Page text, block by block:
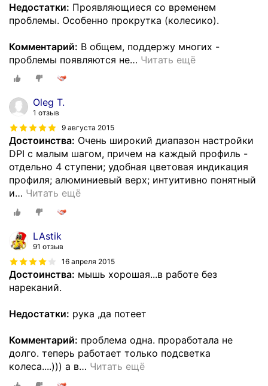
Недостатки: Проявляющиеся со временем
проблемы. Особенно прокрутка (колесико).
Комментарий: В общем, поддержу многих -
проблемы появляются не… Читать ещё
Oleg T.
1 отзыв
9 августа 2015
Достоинства: Очень широкий диапазон настройки
DPI с малым шагом, причем на каждый профиль -
отдельно 4 ступени; удобная цветовая индикация
профиля; алюминиевый верх; интуитивно понятный
и… Читать ещё
LAstik
91 отзыв
16 апреля 2015
Достоинства: мышь хорошая...в работе без
нареканий.
Недостатки: рука ,да потеет
Комментарий: проблема одна. проработала не
долго. теперь работает только подсветка
колеса....))) а в… Читать ещё